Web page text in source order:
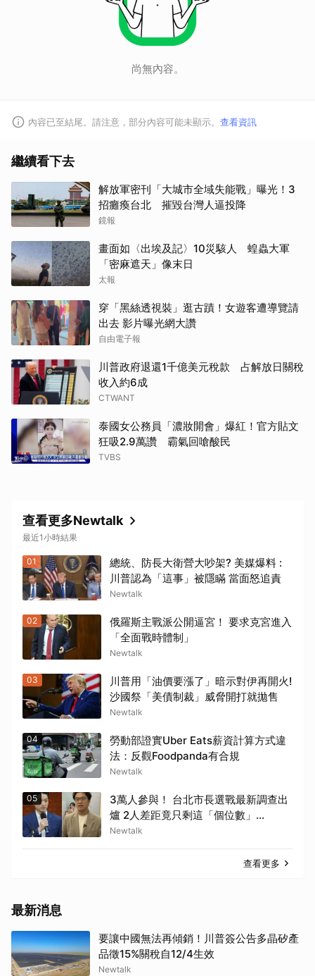
尚無內容。
內容已至結尾。請注意，部分內容可能未顯示。 查看資訊
繼續看下去
解放軍密刊「大城市全域失能戰」曝光！3
招癱瘓台北 摧毀台灣人逼投降
鏡報
畫面如〈出埃及記〉10災駭人 蝗蟲大軍
「密麻遮天」像末日
太報
穿「黑絲透視裝」逛古蹟！女遊客遭導覽請
出去 影片曝光網大讚
自由電子報
川普政府退還1千億美元稅款 占解放日關稅
收入約6成
CTWANT
泰國女公務員「濃妝開會」爆紅！官方貼文
狂吸2.9萬讚 霸氣回嗆酸民
TVBS
查看更多Newtalk
最近1小時結果
01
總統、防長大衛營大吵架? 美媒爆料 :
川普認為「這事」被隱瞞 當面怒追責
Newtalk
02
俄羅斯主戰派公開逼宮！ 要求克宮進入
「全面戰時體制」
Newtalk
03
川普用「油價要漲了」暗示對伊再開火!
沙國祭「美債制裁」威脅開打就拋售
Newtalk
04
勞動部證實Uber Eats薪資計算方式違
法：反觀Foodpanda有合規
Newtalk
05
3萬人參與！ 台北市長選戰最新調查出
爐 2人差距竟只剩這「個位數」...
Newtalk
查看更多
最新消息
要讓中國無法再傾銷！川普簽公告多晶矽產
品徵15%關稅自12/4生效
Newtalk